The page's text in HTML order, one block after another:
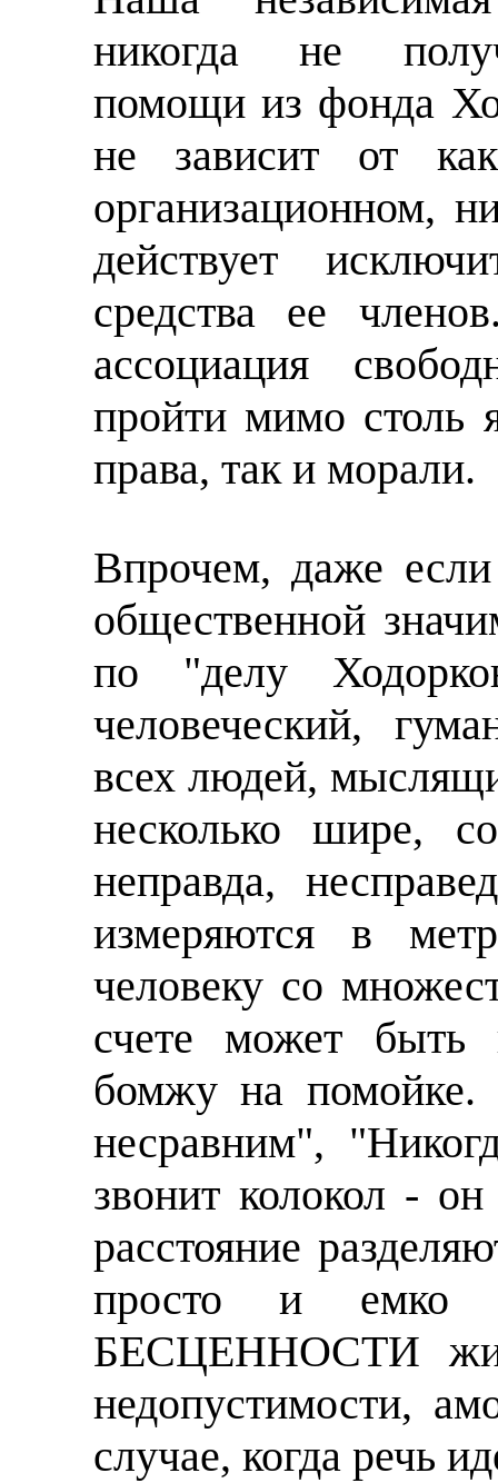
никогда не
помощи из фонда
не зависит от
организационном,
действует
средства ее
ассоциация
пройти мимо столь
права, так и морали.
Впрочем, даже если
общественной
по "делу
человеческий,
всех людей,
несколько шире,
неправда,
измеряются в
человеку со
счете может
бомжу на
несравним",
звонит колокол -
расстояние
просто и емко
БЕСЦЕННОСТИ
недопустимости,
случае, когда речь